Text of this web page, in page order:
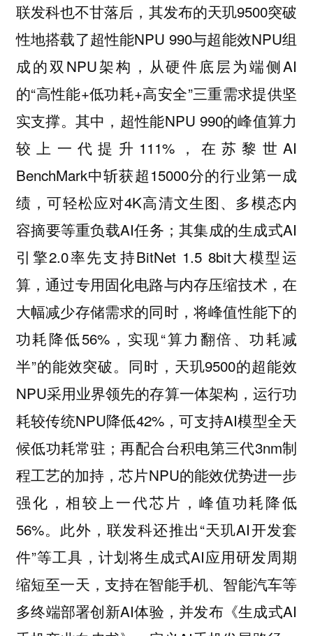
联发科也不甘落后，其发布的天玑9500突破
性地搭载了超性能NPU 990与超能效NPU组
成的双NPU架构，从硬件底层为端侧AI
的“高性能+低功耗+高安全”三重需求提供坚
实支撑。其中，超性能NPU 990的峰值算力
较上一代提升111%，在苏黎世AI
BenchMark中斩获超15000分的行业第一成
绩，可轻松应对4K高清文生图、多模态内
容摘要等重负载AI任务；其集成的生成式AI
引擎2.0率先支持BitNet 1.5 8bit大模型运
算，通过专用固化电路与内存压缩技术，在
大幅减少存储需求的同时，将峰值性能下的
功耗降低56%，实现“算力翻倍、功耗减
半”的能效突破。同时，天玑9500的超能效
NPU采用业界领先的存算一体架构，运行功
耗较传统NPU降低42%，可支持AI模型全天
候低功耗常驻；再配合台积电第三代3nm制
程工艺的加持，芯片NPU的能效优势进一步
强化，相较上一代芯片，峰值功耗降低
56%。此外，联发科还推出“天玑AI开发套
件”等工具，计划将生成式AI应用研发周期
缩短至一天，支持在智能手机、智能汽车等
多终端部署创新AI体验，并发布《生成式AI